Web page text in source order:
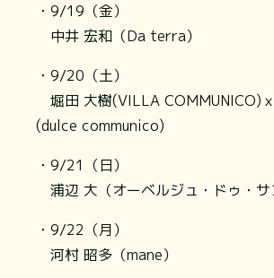
・9/19（金）
中井 宏和（Da terra）
・9/20（土）
堀田 大樹(VILLA COMMUNICO)
(dulce communico)
・9/21（日）
浦辺 大（オーベルジュ・ドゥ・サ
・9/22（月）
河村 昭多（mane）